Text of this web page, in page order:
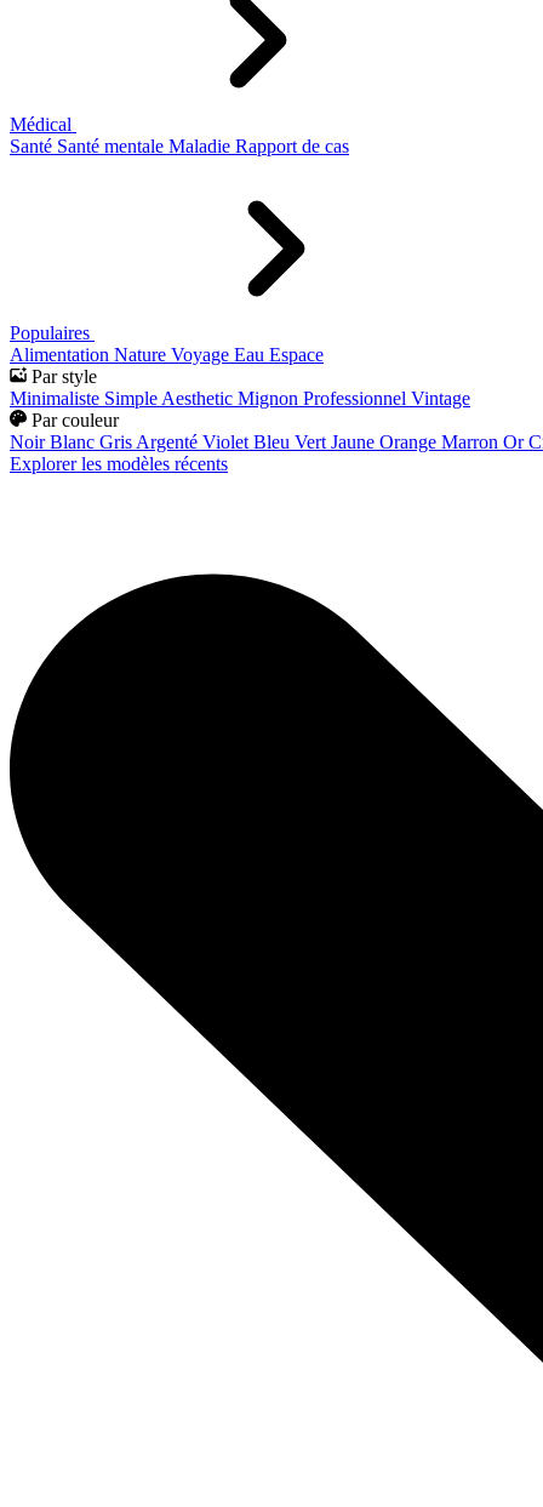
Médical
Santé Santé mentale Maladie Rapport de cas
Populaires
Alimentation Nature Voyage Eau Espace
Par style
Minimaliste Simple Aesthetic Mignon Professionnel Vintage
Par couleur
Noir Blanc Gris Argenté Violet Bleu Vert Jaune Orange Marron Or
Explorer les modèles récents